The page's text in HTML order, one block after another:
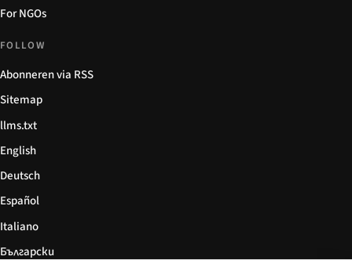
For NGOs
FOLLOW
Abonneren via RSS
Sitemap
llms.txt
English
Deutsch
Español
Italiano
Български